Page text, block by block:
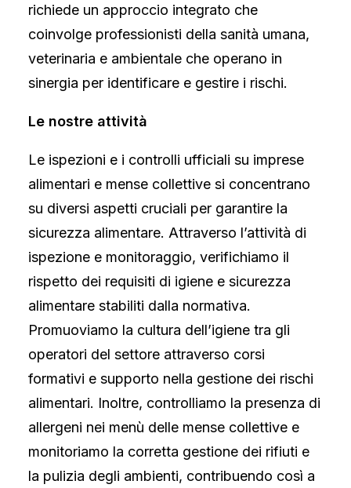
richiede un approccio integrato che
coinvolge professionisti della sanità umana,
veterinaria e ambientale che operano in
sinergia per identificare e gestire i rischi.
Le nostre attività
Le ispezioni e i controlli ufficiali su imprese
alimentari e mense collettive si concentrano
su diversi aspetti cruciali per garantire la
sicurezza alimentare. Attraverso l’attività di
ispezione e monitoraggio, verifichiamo il
rispetto dei requisiti di igiene e sicurezza
alimentare stabiliti dalla normativa.
Promuoviamo la cultura dell’igiene tra gli
operatori del settore attraverso corsi
formativi e supporto nella gestione dei rischi
alimentari. Inoltre, controlliamo la presenza di
allergeni nei menù delle mense collettive e
monitoriamo la corretta gestione dei rifiuti e
la pulizia degli ambienti, contribuendo così a